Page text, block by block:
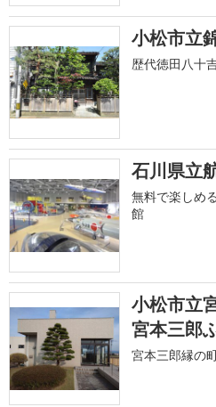
小松市立
歴代徳田八十
石川県立
無料で楽しめ
館
小松市立
宮本三郎
宮本三郎縁の